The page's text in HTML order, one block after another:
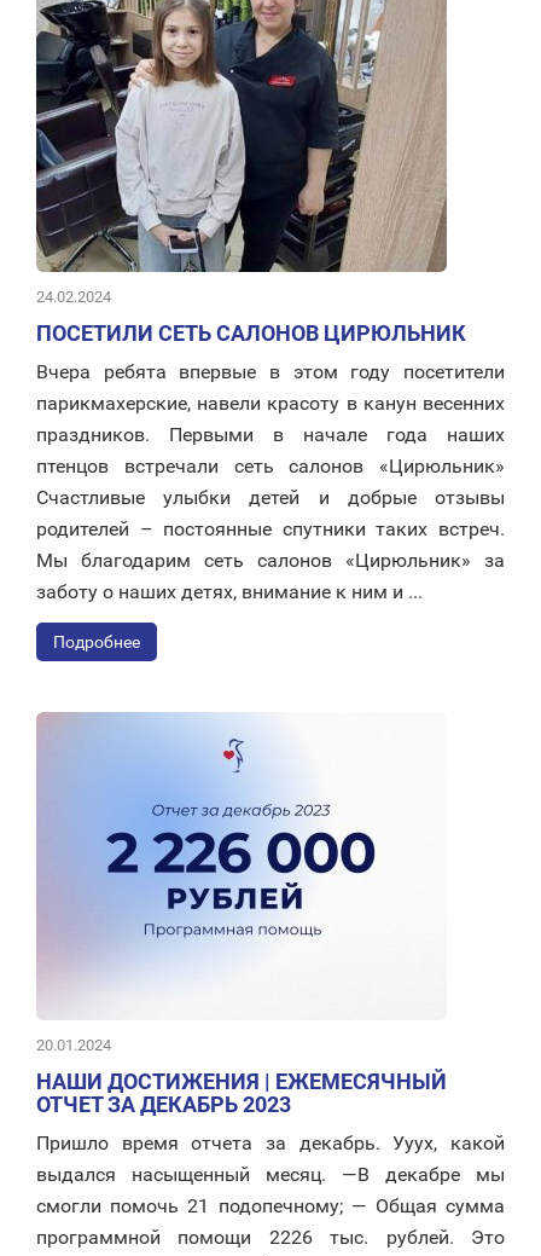
24.02.2024
ПОСЕТИЛИ СЕТЬ САЛОНОВ ЦИРЮЛЬНИК
Вчера ребята впервые в этом году посетители
парикмахерские, навели красоту в канун весенних
праздников. Первыми в начале года наших
птенцов встречали сеть салонов «Цирюльник»
Счастливые улыбки детей и добрые отзывы
родителей – постоянные спутники таких встреч.
Мы благодарим сеть салонов «Цирюльник» за
заботу о наших детях, внимание к ним и ...
Подробнее
20.01.2024
НАШИ ДОСТИЖЕНИЯ | ЕЖЕМЕСЯЧНЫЙ
ОТЧЕТ ЗА ДЕКАБРЬ 2023
Пришло время отчета за декабрь. Ууух, какой
выдался насыщенный месяц. —В декабре мы
смогли помочь 21 подопечному; — Общая сумма
программной помощи 2226 тыс. рублей. Это